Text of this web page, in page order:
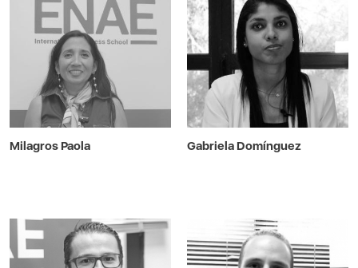
Milagros Paola Gabriela Domínguez